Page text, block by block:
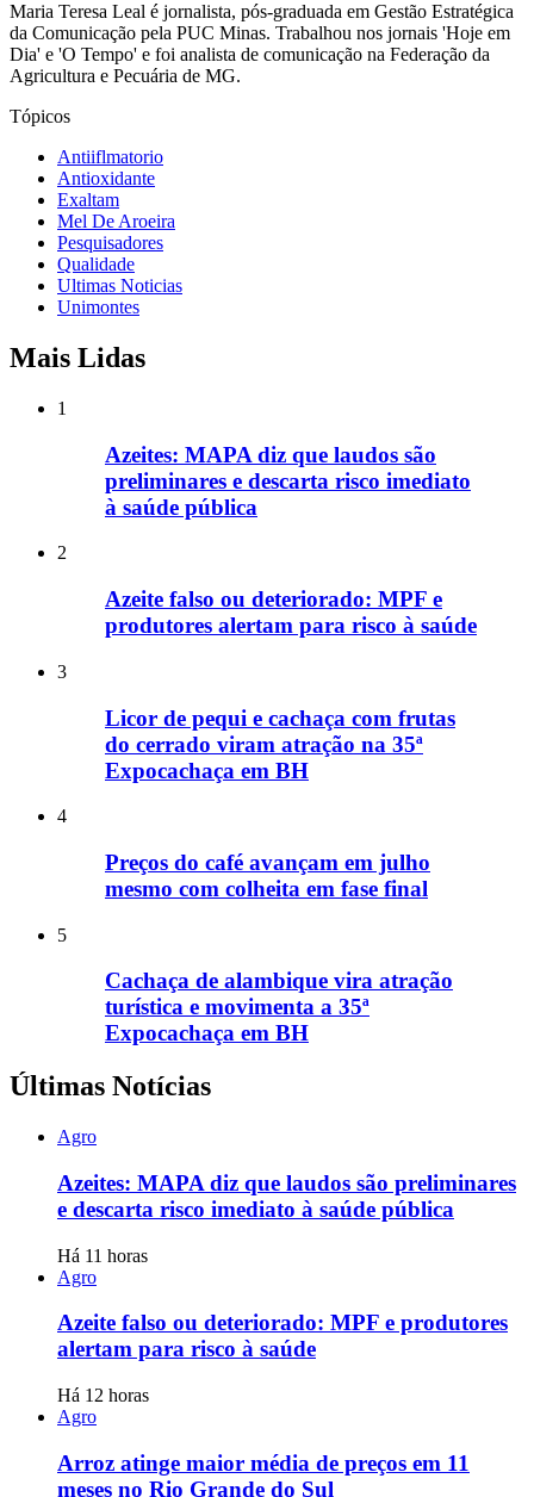
Maria Teresa Leal é jornalista, pós-graduada em Gestão Estratégica
da Comunicação pela PUC Minas. Trabalhou nos jornais 'Hoje em
Dia' e 'O Tempo' e foi analista de comunicação na Federação da
Agricultura e Pecuária de MG.
Tópicos
Antiiflmatorio
Antioxidante
Exaltam
Mel De Aroeira
Pesquisadores
Qualidade
Ultimas Noticias
Unimontes
Mais Lidas
1
Azeites: MAPA diz que laudos são
preliminares e descarta risco imediato
à saúde pública
2
Azeite falso ou deteriorado: MPF e
produtores alertam para risco à saúde
3
Licor de pequi e cachaça com frutas
do cerrado viram atração na 35ª
Expocachaça em BH
4
Preços do café avançam em julho
mesmo com colheita em fase final
5
Cachaça de alambique vira atração
turística e movimenta a 35ª
Expocachaça em BH
Últimas Notícias
Agro
Azeites: MAPA diz que laudos são preliminares
e descarta risco imediato à saúde pública
Há 11 horas
Agro
Azeite falso ou deteriorado: MPF e produtores
alertam para risco à saúde
Há 12 horas
Agro
Arroz atinge maior média de preços em 11
meses no Rio Grande do Sul